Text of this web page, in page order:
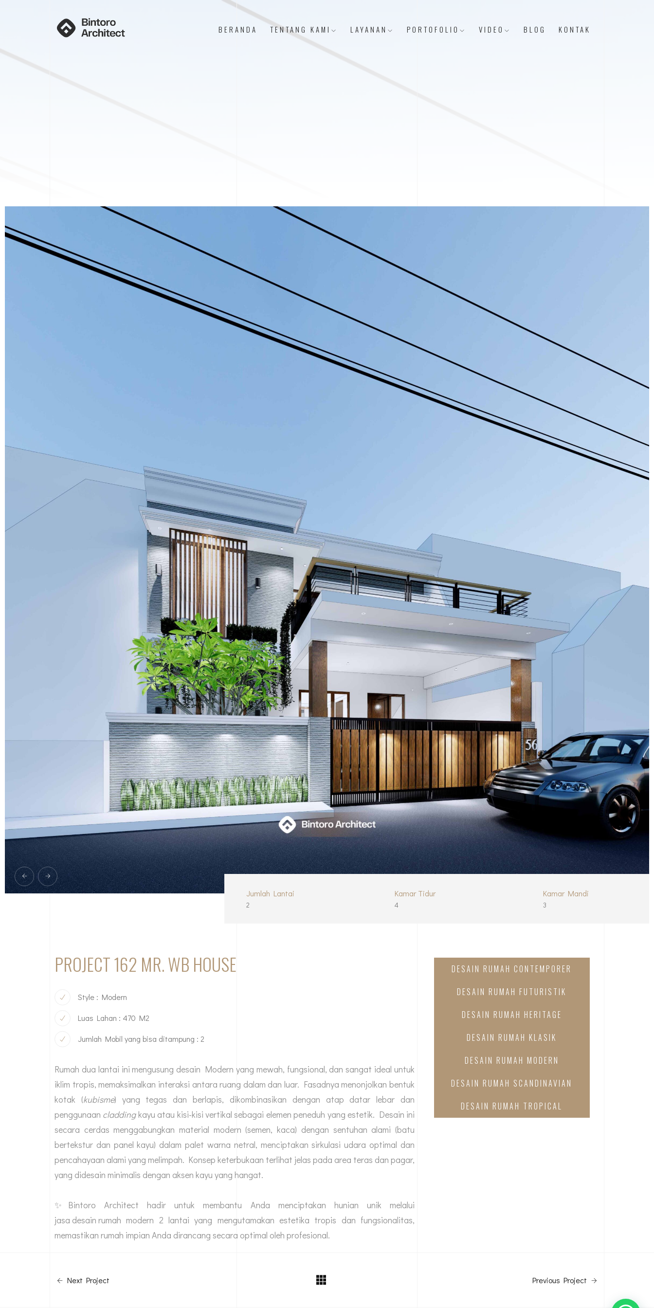
BERANDA TENTANG KAMI LAYANAN PORTOFOLIO VIDEO BLOG KONTAK
Jumlah Lantai
2
Kamar Tidur
4
Kamar Mandi
3
PROJECT 162 MR. WB HOUSE
Style : Modern
Luas Lahan : 470 M2
Jumlah Mobil yang bisa ditampung : 2
Rumah dua lantai ini mengusung desain Modern yang mewah, fungsional, dan sangat ideal untuk
iklim tropis, memaksimalkan interaksi antara ruang dalam dan luar. Fasadnya menonjolkan bentuk
kotak (kubisme) yang tegas dan berlapis, dikombinasikan dengan atap datar lebar dan
penggunaan claddingkayu atau kisi-kisi vertikal sebagai elemen peneduh yang estetik. Desain ini
secara cerdas menggabungkan material modern (semen, kaca) dengan sentuhan alami (batu
bertekstur dan panel kayu) dalam palet warna netral, menciptakan sirkulasi udara optimal dan
pencahayaan alami yang melimpah. Konsep keterbukaan terlihat jelas pada area teras dan pagar,
yang didesain minimalis dengan aksen kayu yang hangat.
✨Bintoro Architect hadir untuk membantu Anda menciptakan hunian unik melalui
jasa desain rumah modern 2 lantai yang mengutamakan estetika tropis dan fungsionalitas,
memastikan rumah impian Anda dirancang secara optimal oleh profesional.
DESAIN RUMAH CONTEMPORER
DESAIN RUMAH FUTURISTIK
DESAIN RUMAH HERITAGE
DESAIN RUMAH KLASIK
DESAIN RUMAH MODERN
DESAIN RUMAH SCANDINAVIAN
DESAIN RUMAH TROPICAL
Next Project Previous Project